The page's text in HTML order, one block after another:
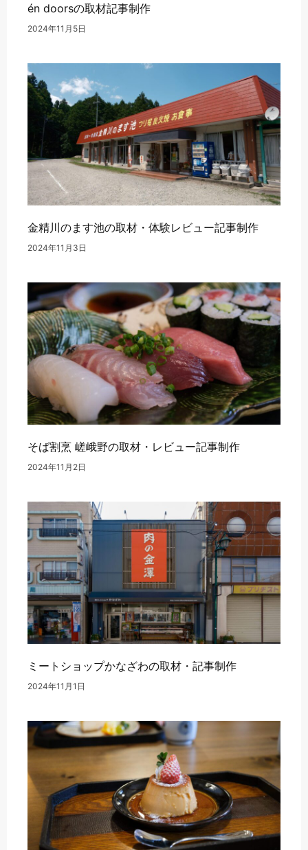
én doorsの取材記事制作
2024年11月5日
金精川のます池の取材・体験レビュー記事制作
2024年11月3日
そば割烹 嵯峨野の取材・レビュー記事制作
2024年11月2日
ミートショップかなざわの取材・記事制作
2024年11月1日